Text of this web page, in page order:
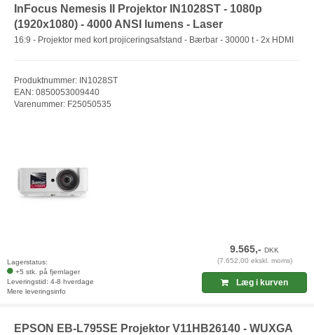
InFocus Nemesis II Projektor IN1028ST - 1080p
(1920x1080) - 4000 ANSI lumens - Laser
16:9 - Projektor med kort projiceringsafstand - Bærbar - 30000 t - 2x HDMI
Produktnummer: IN1028ST
EAN: 0850053009440
Varenummer: F25050535
Lagerstatus:
+5 stk. på fjernlager
Leveringstid: 4-8 hverdage
Mere leveringsinfo
9.565,-DKK
(7.652,00 ekskl. moms)
Læg i kurven
EPSON EB-L795SE Projektor V11HB26140 - WUXGA